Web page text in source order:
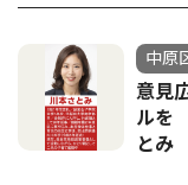
中原
意見
ルを
とみ